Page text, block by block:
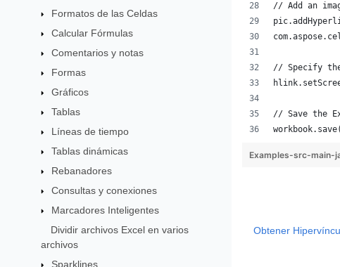
Formatos de las Celdas
Calcular Fórmulas
Comentarios y notas
Formas
Gráficos
Tablas
Líneas de tiempo
Tablas dinámicas
Rebanadores
Consultas y conexiones
Marcadores Inteligentes
Dividir archivos Excel en varios
archivos
Sparklines
// Add an
// Specify
// Save the
Examples-src-main-
Obtener